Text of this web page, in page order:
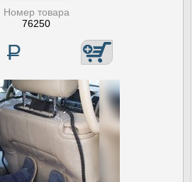
Номер товара
76250
Р